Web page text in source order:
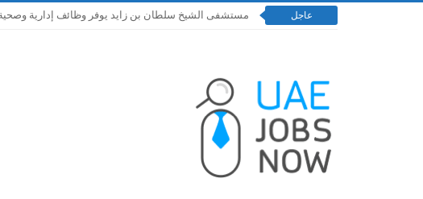
عاجل مستشفى الشيخ سلطان بن زايد يوفر وظائف إدارية وصحية وخدمة